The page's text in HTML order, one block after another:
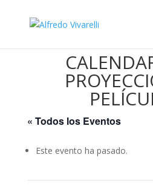
« Todos los Eventos
Este evento ha pasado.